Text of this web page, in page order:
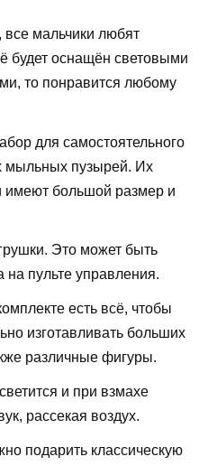
мальчики любят
будет оснащён световыми
то понравится любому
для самостоятельного
мыльных пузырей. Их
имеют большой размер и
Это может быть
пульте управления.
есть всё, чтобы
изготавливать больших
различные фигуры.
и при взмахе
рассекая воздух.
подарить классическую